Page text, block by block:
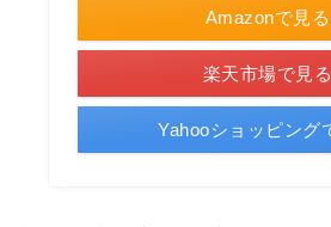
Amazonで見る
楽天市場で見る
Yahooショッピング